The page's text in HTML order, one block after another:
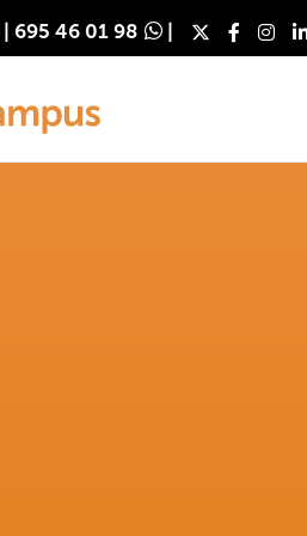
695 46 01 98